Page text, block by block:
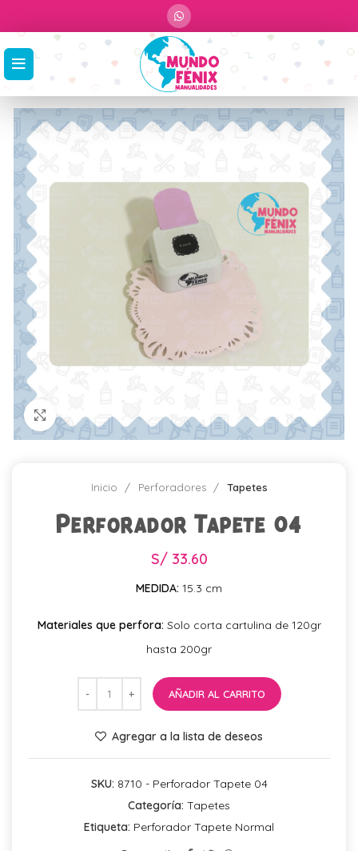
Click para agrandar
Inicio Perforadores Tapetes
Perforador Tapete 04
S/33.60
MEDIDA: 15.3 cm
Materiales que perfora: Solo corta cartulina de 120gr
hasta 200gr
AÑADIR AL CARRITO
Agregar a la lista de deseos
SKU: 8710 - Perforador Tapete 04
Categoría: Tapetes
Etiqueta: Perforador Tapete Normal